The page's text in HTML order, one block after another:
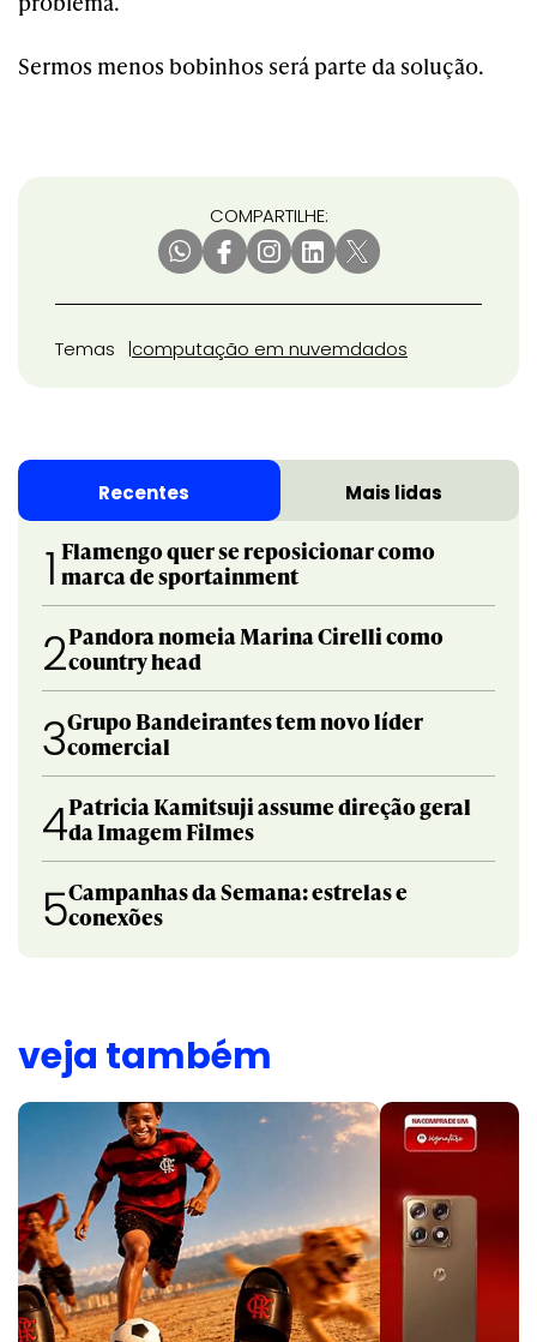
Sermos menos bobinhos será parte da solução.
COMPARTILHE:
Temas computação em nuvemdados
Recentes Mais lidas
1 Flamengo quer se reposicionar como
marca de sportainment
2Pandora nomeia Marina Cirelli como
country head
3Grupo Bandeirantes tem novo líder
comercial
4Patricia Kamitsuji assume direção geral
da Imagem Filmes
5Campanhas da Semana: estrelas e
conexões
veja também